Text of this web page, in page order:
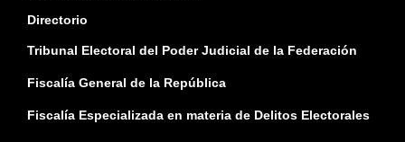
Directorio
Tribunal Electoral del Poder Judicial de la Federación
Fiscalía General de la República
Fiscalía Especializada en materia de Delitos Electorales